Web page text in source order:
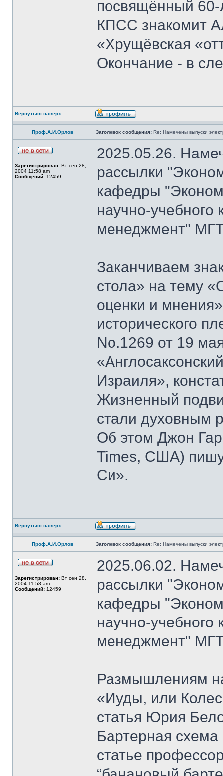
посвящённый 60-
КПСС знакомит
«Хрущёвская
Окончание - в
Вернуться наверх
Проф.А.И.Орлов Заголовок сообщения: Re: Намечены выпуски
Зарегистрирован: Вт сен 28,
2004 11:58 am
Сообщений: 12459
2025.05.26.
рассылки
кафедры
научно-
менеджмент"
Заканчиваем
стола» на тему
оценки и
исторического
No.1269 от 19
Израиля»,
Жизненный
стали духовным
Об этом Джон
Times, США)
Си».
Вернуться наверх
Проф.А.И.Орлов Заголовок сообщения: Re: Намечены выпуски
Зарегистрирован: Вт сен 28,
2004 11:58 am
Сообщений: 12459
2025.06.02.
рассылки
кафедры
научно-
менеджмент"
Размышлениям
«Иуды, или
статья Юрия
Бартерная схема
статье